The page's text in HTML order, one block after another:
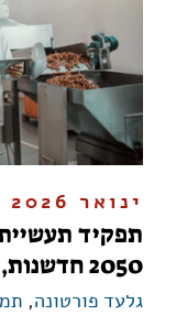
ינואר 2026
תפקיד תעשיית
2050 חדשנות, טכנולוגיה, רגולציה וכלים
גלעד פורטונה,